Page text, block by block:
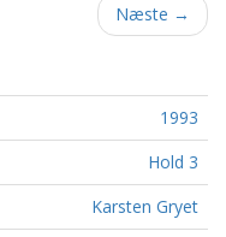
Næste →
1993
Hold 3
Karsten Gryet